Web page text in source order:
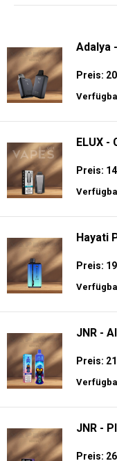
Adalya
Preis:
ELUX -
Preis:
Hayati
Preis:
JNR -
Preis:
JNR -
Preis: